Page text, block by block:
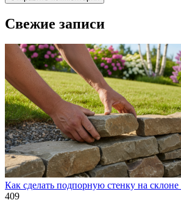
Свежие записи
Как сделать подпорную стенку на
409